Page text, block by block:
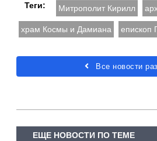
Теги: Митрополит Кирилл
храм Космы и Дамиана епископ
Все новости
ЕЩЕ НОВОСТИ ПО ТЕМЕ